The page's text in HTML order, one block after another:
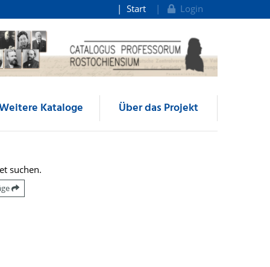
Start Login
Kataloge Über das Projekt
suchen.